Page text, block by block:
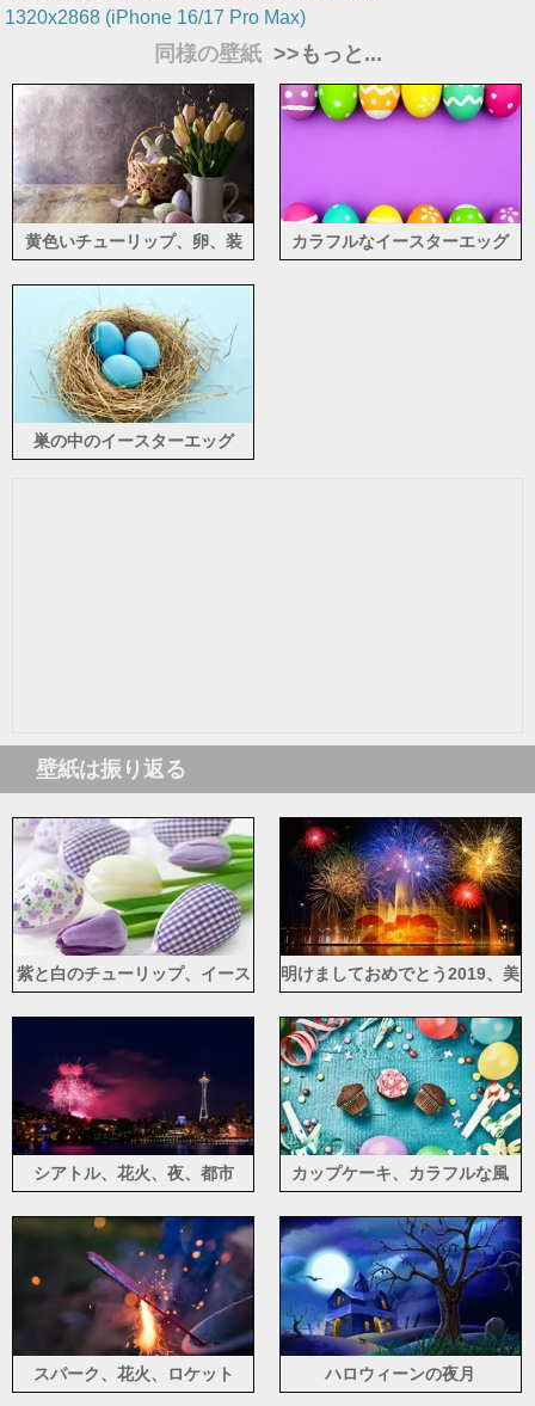
1320x2868 (iPhone 16/17 Pro Max)
同様の壁紙 >>もっと...
黄色いチューリップ、卵、装
カラフルなイースターエッグ
巣の中のイースターエッグ
壁紙は振り返る
紫と白のチューリップ、イース
明けましておめでとう2019、美
シアトル、花火、夜、都市
カップケーキ、カラフルな風
スパーク、花火、ロケット ハロウィーンの夜月